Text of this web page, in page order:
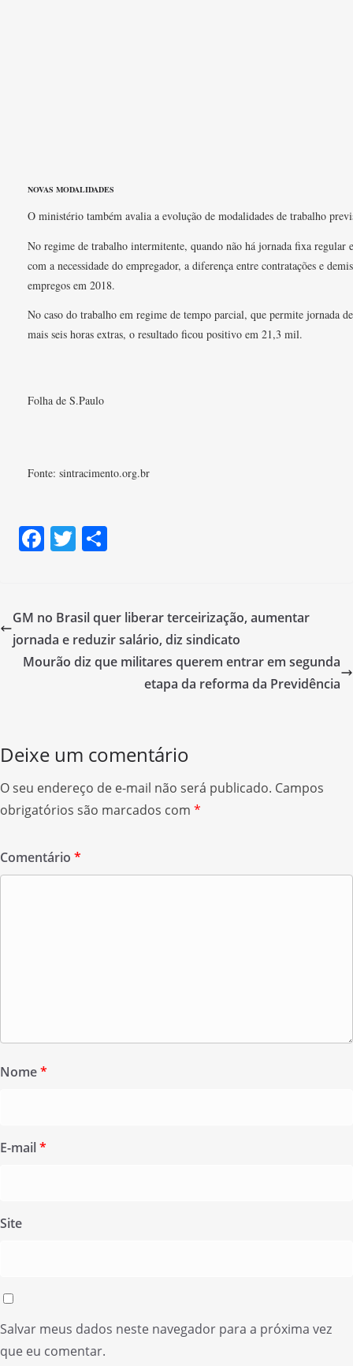
NOVAS MODALIDADES
O ministério também avalia a evolução de modalidades de trabalho
No regime de trabalho intermitente, quando não há jornada fixa regular
com a necessidade do empregador, a diferença entre contratações e
empregos em 2018.
No caso do trabalho em regime de tempo parcial, que permite jornada
mais seis horas extras, o resultado ficou positivo em 21,3 mil.
Folha de S.Paulo
Fonte: sintracimento.org.br
F
e
b
o
T
er e
GM no Brasil quer liberar terceirização, aumentar
jornada e reduzir salário, diz sindicato
Mourão diz que militares querem entrar em segunda
etapa da reforma da Previdência
Deixe um comentário
O seu endereço de e-mail não será publicado. Campos
obrigatórios são marcados com *
Comentário *
Nome*
E-mail*
Site
Salvar meus dados neste navegador para a próxima vez
que eu comentar.